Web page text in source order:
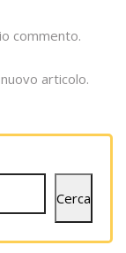
commento.
articolo.
Cerca